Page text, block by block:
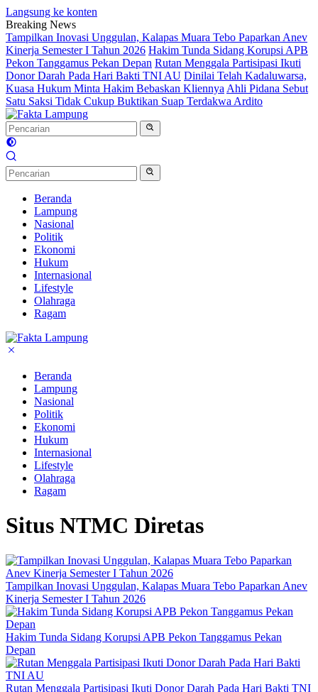
Langsung ke konten
Breaking News
Tampilkan Inovasi Unggulan, Kalapas Muara Tebo Paparkan Anev
Kinerja Semester I Tahun 2026 Hakim Tunda Sidang Korupsi APB
Pekon Tanggamus Pekan Depan Rutan Menggala Partisipasi Ikuti
Donor Darah Pada Hari Bakti TNI AU Dinilai Telah Kadaluwarsa,
Kuasa Hukum Minta Hakim Bebaskan Kliennya Ahli Pidana Sebut
Satu Saksi Tidak Cukup Buktikan Suap Terdakwa Ardito
Beranda
Lampung
Nasional
Politik
Ekonomi
Hukum
Internasional
Lifestyle
Olahraga
Ragam
Beranda
Lampung
Nasional
Politik
Ekonomi
Hukum
Internasional
Lifestyle
Olahraga
Ragam
Situs NTMC Diretas
Tampilkan Inovasi Unggulan, Kalapas Muara Tebo Paparkan Anev
Kinerja Semester I Tahun 2026
Hakim Tunda Sidang Korupsi APB Pekon Tanggamus Pekan
Depan
Rutan Menggala Partisipasi Ikuti Donor Darah Pada Hari Bakti TNI